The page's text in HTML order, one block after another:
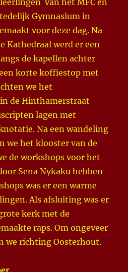
van het MFC en
Gymnasium in
voor deze dag. Na
Kathedraal werd er een
de kapellen achter
korte koffiestop met
we het
de Hinthamerstraat
lagen met
Na een wandeling
we het klooster van de
de workshops voor het
Sena Nykaku hebben
was er een warme
Als afsluiting was er
kerk met de
raps. Om ongeveer
we richting Oosterhout.